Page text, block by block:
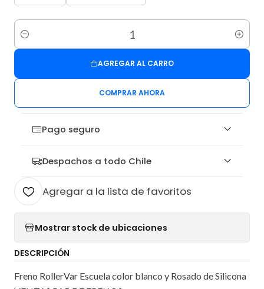
Cantidad
AGREGAR AL CARRO
COMPRAR AHORA
Pago seguro
Despachos a todo Chile
Agregar a la lista de favoritos
Mostrar stock de ubicaciones
DESCRIPCIÓN
Freno RollerVar Escuela color blanco y Rosado de Silicona